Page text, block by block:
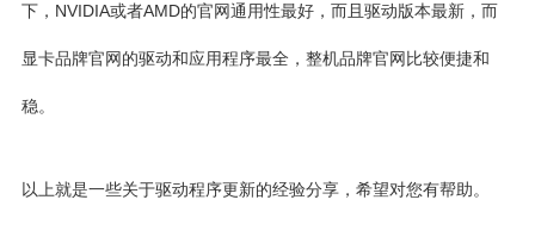
下，NVIDIA或者AMD的官网通用性最好，而且驱动版本最新，而
显卡品牌官网的驱动和应用程序最全，整机品牌官网比较便捷和
稳。
以上就是一些关于驱动程序更新的经验分享，希望对您有帮助。